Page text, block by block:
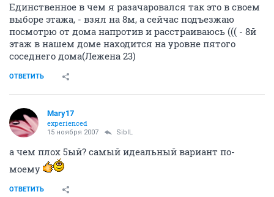
Единственное в чем я разачаровался так это в своем
выборе этажа, - взял на 8м, а сейчас подъезжаю
посмотрю от дома напротив и расстраиваюсь ((( - 8й
этаж в нашем доме находится на уровне пятого
соседнего дома(Лежена 23)
ОТВЕТИТЬ
Mary17
experienced
15 ноября 2007 SibIL
а чем плох 5ый? самый идеальный вариант по-
моему
ОТВЕТИТЬ